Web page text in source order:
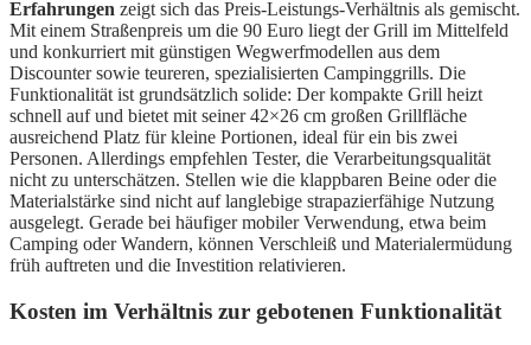
Erfahrungen zeigt sich das Preis-Leistungs-Verhältnis als gemischt.
Mit einem Straßenpreis um die 90 Euro liegt der Grill im Mittelfeld
und konkurriert mit günstigen Wegwerfmodellen aus dem
Discounter sowie teureren, spezialisierten Campinggrills. Die
Funktionalität ist grundsätzlich solide: Der kompakte Grill heizt
schnell auf und bietet mit seiner 42×26 cm großen Grillfläche
ausreichend Platz für kleine Portionen, ideal für ein bis zwei
Personen. Allerdings empfehlen Tester, die Verarbeitungsqualität
nicht zu unterschätzen. Stellen wie die klappbaren Beine oder die
Materialstärke sind nicht auf langlebige strapazierfähige Nutzung
ausgelegt. Gerade bei häufiger mobiler Verwendung, etwa beim
Camping oder Wandern, können Verschleiß und Materialermüdung
früh auftreten und die Investition relativieren.
Kosten im Verhältnis zur gebotenen Funktionalität